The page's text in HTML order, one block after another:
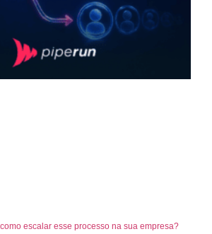
escalar esse processo na sua empresa?